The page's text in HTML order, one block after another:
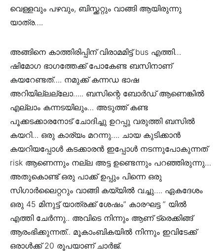
വെള്ളവും പഴവും, ബിസ്ക്കറ്റും വാങ്ങി ആയിരുന്നു
യാത്ര….
അങ്ങിനെ കാത്തിരിപ്പിന് വിരാമമിട്ട് bus എത്തി…
ഷിമോഗ ഭാഗത്തേക്ക് പോകേണ്ട ബസിനാണ്
കയറേണ്ടത്…. നമുക്ക് കന്നഡ ഭാഷ
അറിയില്ലല്ലോ….. ബസിന്റെ ബോർഡ്‌ ആണെങ്കിൽ
എല്ലാം കന്നടയിലും… അടുത്ത് കണ്ട
പൂക്കടക്കാരനോട് ചോദിച്ചു ഉറപ്പു വരുത്തി ബസിൽ
കയറി… ഒരു കാര്യം മറന്നു…. ചായ കുടിക്കാൻ
കയറിയപ്പോൾ കടക്കാരൻ ഇപ്പോൾ നടന്നുപോകുന്നത്
risk ആണെന്നും നല്ല അട്ട ഉണ്ടെന്നും പറഞ്ഞിരുന്നു…
അതുകൊണ്ട് ഒരു പാക്ക് ഉപ്പും പിന്നെ ഒരു
സിഗാർലൈറ്ററും വാങ്ങി കയ്യിൽ വച്ചു…. ഏകദേശം
ഒരു 45 മിനുട്ട് യാത്രക്ക് ശേഷം” കാരഘട്ട ” യിൽ
എത്തി ചേർന്നു.. അവിടെ നിന്നും ആണ് ട്രെക്കിങ്ങ്
ആരംഭിക്കുന്നത്.. മൂകാംബികയിൽ നിന്നും ഇവിടേക്ക്
ഒരാൾക്ക് 20 രൂപയാണ് ചാർജ്.